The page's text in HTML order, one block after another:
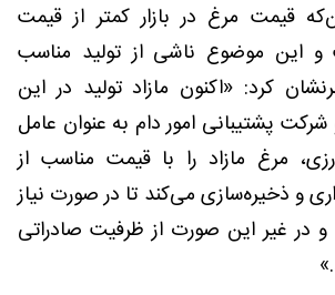
قیمت مرغ در بازار کمتر از قیمت
این موضوع ناشی از تولید مناسب
کرد: «اکنون مازاد تولید در این
پشتیبانی امور دام به عنوان عامل
مرغ مازاد را با قیمت مناسب از
و ذخیره‌سازی می‌کند تا در صورت نیاز
و در غیر این صورت از ظرفیت صادراتی